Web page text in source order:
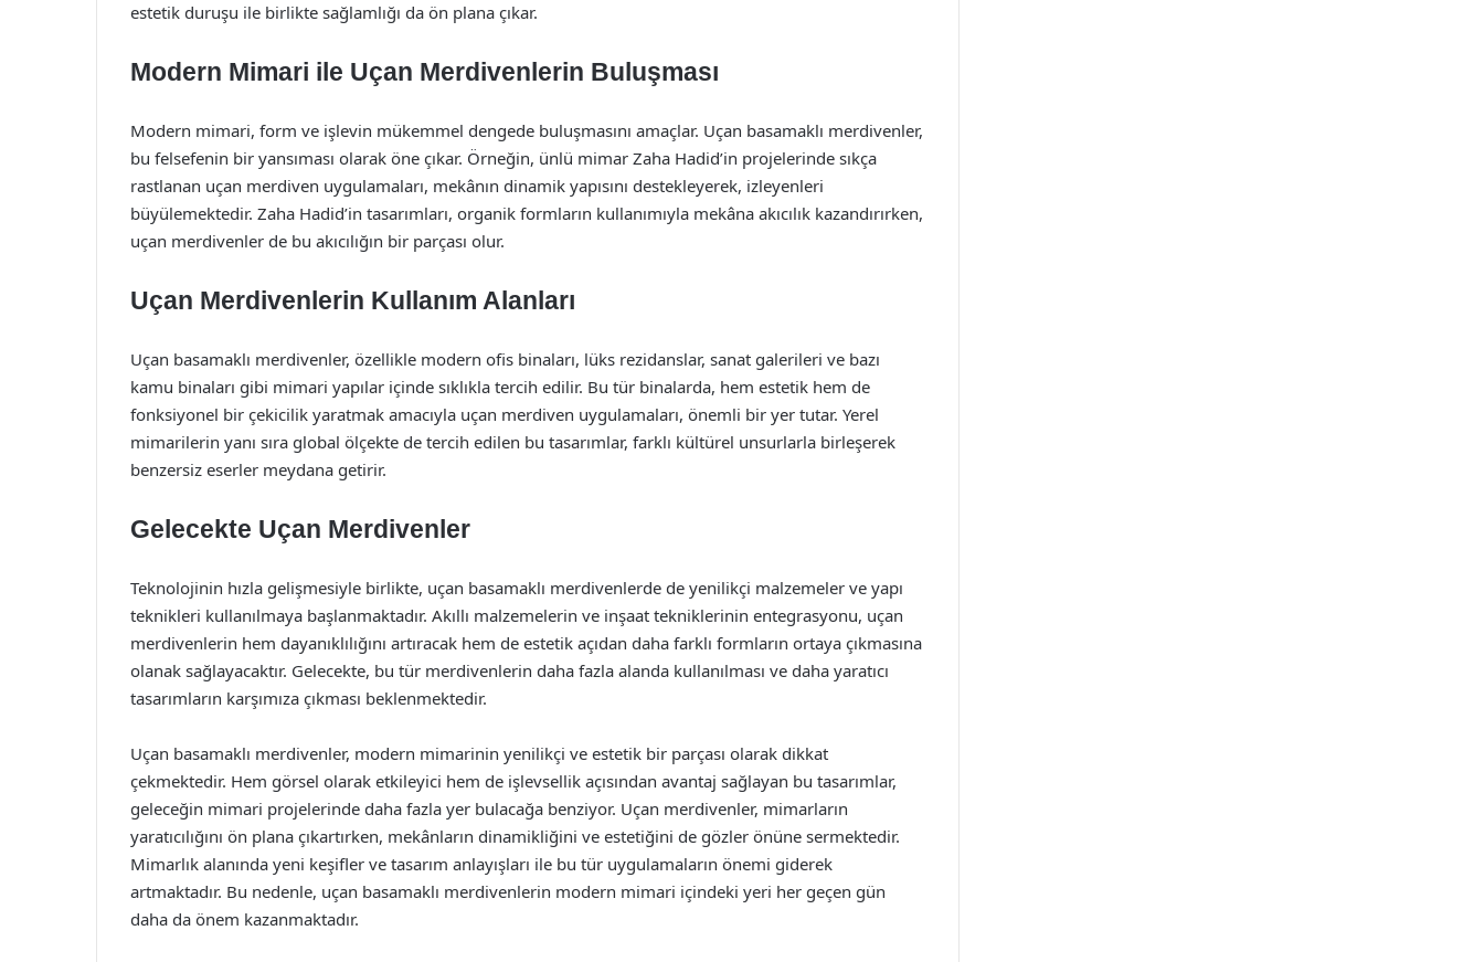
estetik duruşu ile birlikte sağlamlığı da ön plana çıkar.
Modern Mimari ile Uçan Merdivenlerin Buluşması
Modern mimari, form ve işlevin mükemmel dengede buluşmasını amaçlar. Uçan basamaklı merdivenler,
bu felsefenin bir yansıması olarak öne çıkar. Örneğin, ünlü mimar Zaha Hadid’in projelerinde sıkça
rastlanan uçan merdiven uygulamaları, mekânın dinamik yapısını destekleyerek, izleyenleri
büyülemektedir. Zaha Hadid’in tasarımları, organik formların kullanımıyla mekâna akıcılık kazandırırken,
uçan merdivenler de bu akıcılığın bir parçası olur.
Uçan Merdivenlerin Kullanım Alanları
Uçan basamaklı merdivenler, özellikle modern ofis binaları, lüks rezidanslar, sanat galerileri ve bazı
kamu binaları gibi mimari yapılar içinde sıklıkla tercih edilir. Bu tür binalarda, hem estetik hem de
fonksiyonel bir çekicilik yaratmak amacıyla uçan merdiven uygulamaları, önemli bir yer tutar. Yerel
mimarilerin yanı sıra global ölçekte de tercih edilen bu tasarımlar, farklı kültürel unsurlarla birleşerek
benzersiz eserler meydana getirir.
Gelecekte Uçan Merdivenler
Teknolojinin hızla gelişmesiyle birlikte, uçan basamaklı merdivenlerde de yenilikçi malzemeler ve yapı
teknikleri kullanılmaya başlanmaktadır. Akıllı malzemelerin ve inşaat tekniklerinin entegrasyonu, uçan
merdivenlerin hem dayanıklılığını artıracak hem de estetik açıdan daha farklı formların ortaya çıkmasına
olanak sağlayacaktır. Gelecekte, bu tür merdivenlerin daha fazla alanda kullanılması ve daha yaratıcı
tasarımların karşımıza çıkması beklenmektedir.
Uçan basamaklı merdivenler, modern mimarinin yenilikçi ve estetik bir parçası olarak dikkat
çekmektedir. Hem görsel olarak etkileyici hem de işlevsellik açısından avantaj sağlayan bu tasarımlar,
geleceğin mimari projelerinde daha fazla yer bulacağa benziyor. Uçan merdivenler, mimarların
yaratıcılığını ön plana çıkartırken, mekânların dinamikliğini ve estetiğini de gözler önüne sermektedir.
Mimarlık alanında yeni keşifler ve tasarım anlayışları ile bu tür uygulamaların önemi giderek
artmaktadır. Bu nedenle, uçan basamaklı merdivenlerin modern mimari içindeki yeri her geçen gün
daha da önem kazanmaktadır.